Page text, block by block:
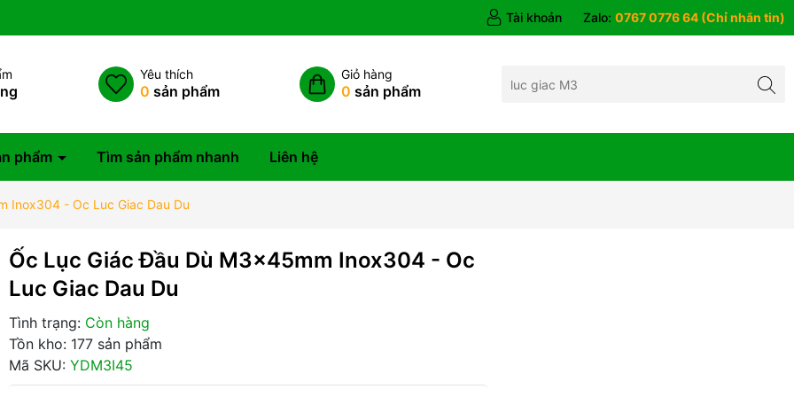
Tài khoản Zalo: 0767 0776 64 (Chỉ nhắn tin)
Yêu thích
0 sản phẩm
Giỏ hàng
0 sản phẩm
phẩm Tìm sản phẩm nhanh Liên hệ
Inox304 - Oc Luc Giac Dau Du
Ốc Lục Giác Đầu Dù M3x45mm Inox304 - Oc
Luc Giac Dau Du
Tình trạng: Còn hàng
Tồn kho: 177 sản phẩm
Mã SKU: YDM3I45